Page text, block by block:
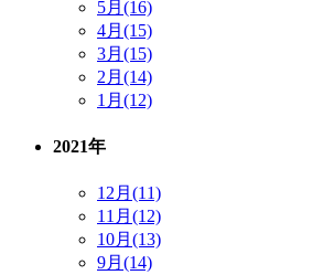
5月(16)
4月(15)
3月(15)
2月(14)
1月(12)
2021年
12月(11)
11月(12)
10月(13)
9月(14)